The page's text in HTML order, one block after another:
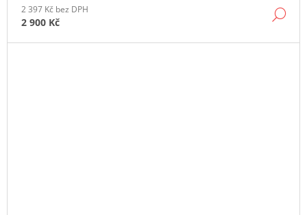
2 397 Kč bez DPH
2 900 Kč